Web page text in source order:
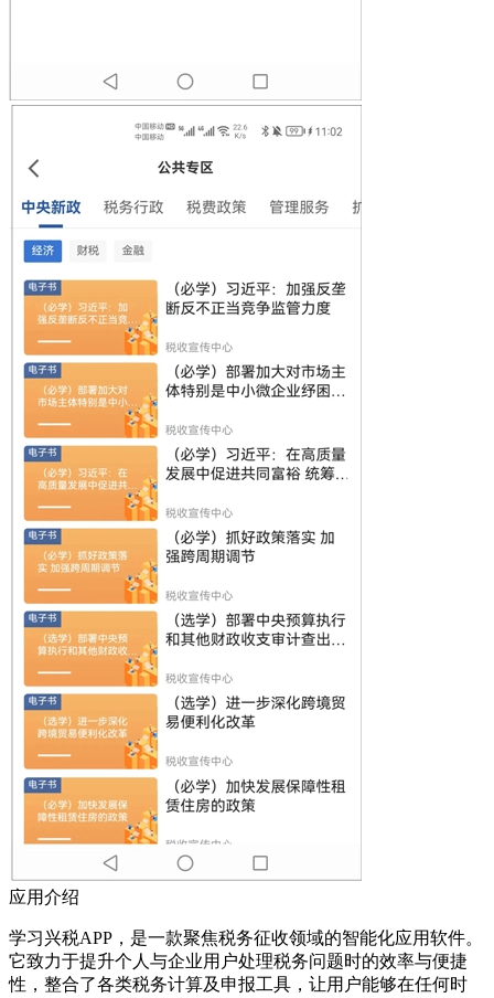
应用介绍
学习兴税APP，是一款聚焦税务征收领域的智能化应用软件。
它致力于提升个人与企业用户处理税务问题时的效率与便捷
性，整合了各类税务计算及申报工具，让用户能够在任何时